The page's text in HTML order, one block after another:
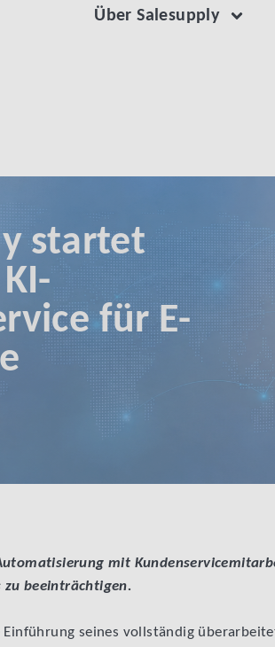
Über Salesupply
startet
für E-
mit
zu beeinträchtigen.
seines vollständig